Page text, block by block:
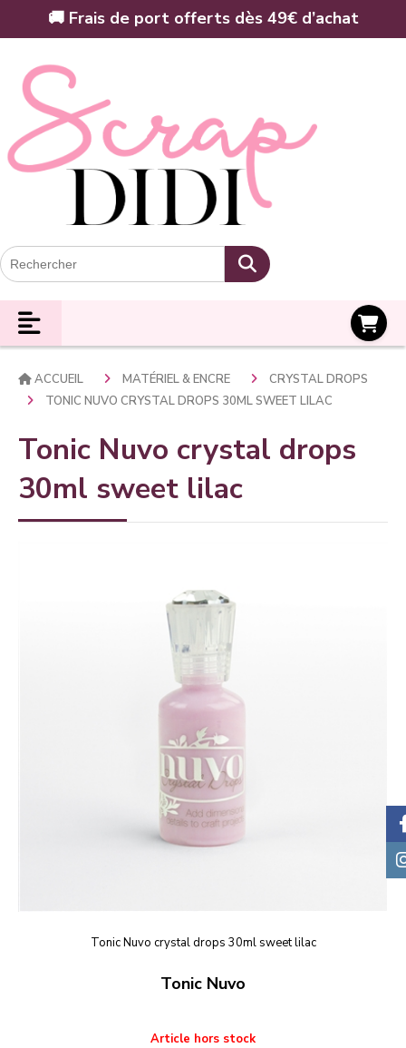
🚚 Frais de port offerts dès 49€ d’achat
ACCUEIL MATÉRIEL & ENCRE
CRYSTAL DROPS
TONIC NUVO CRYSTAL DROPS 30ML SWEET LILAC
Tonic Nuvo crystal drops
30ml sweet lilac
Tonic Nuvo crystal drops 30ml sweet lilac
Tonic Nuvo
Article hors stock